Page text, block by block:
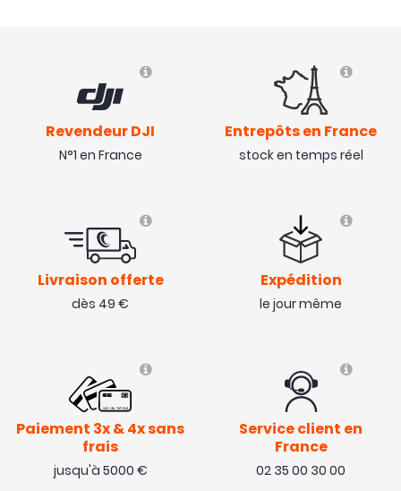
Revendeur DJI
N°1 en France
Entrepôts en France
stock en temps réel
Livraison offerte
dès 49 €
Expédition
le jour même
Paiement 3x & 4x sans
frais
jusqu'à 5000 €
Service client en
France
02 35 00 30 00